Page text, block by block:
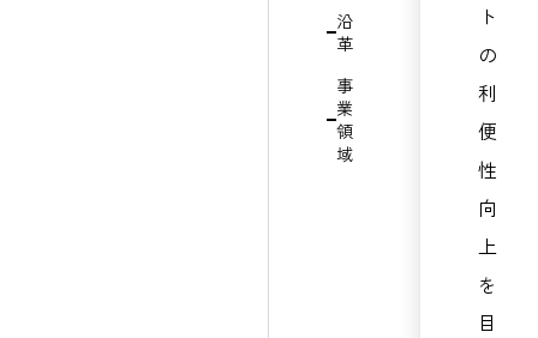
ト
の
利
便
性
向
上
を
目
沿
革
事
業
領
域